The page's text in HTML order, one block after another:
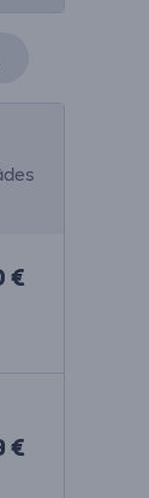
€
€